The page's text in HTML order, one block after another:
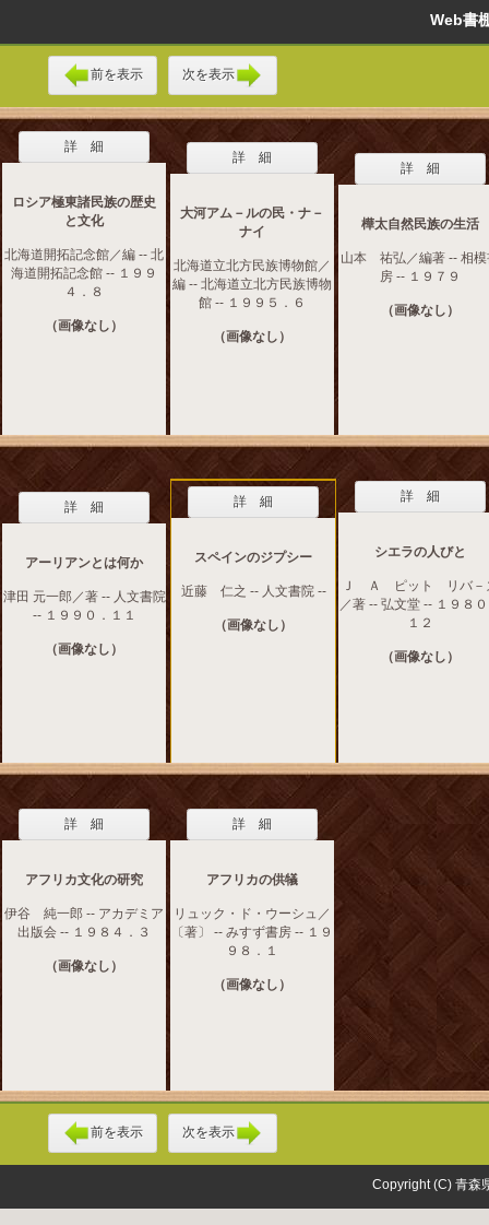
Web
前を表示 次を表示
詳 細
ロシア極東諸民族の歴史
と文化
北海道開拓記念館／編 -- 北
海道開拓記念館 -- １９９
４．８
（画像なし）
詳 細
大河アム－ルの民・ナ－
ナイ
北海道立北方民族博物館／
編 -- 北海道立北方民族博物
館 -- １９９５．６
（画像なし）
詳 細
樺太自然民族の生活
山本 祐弘／編著 -- 相模
房 -- １９７９
（画像なし）
詳 細
アーリアンとは何か
津田 元一郎／著 -- 人文書院
-- １９９０．１１
（画像なし）
詳 細
スペインのジプシー
近藤 仁之 -- 人文書院 --
（画像なし）
詳 細
シエラの人びと
Ｊ Ａ ピット リバ－
／著 -- 弘文堂 -- １９８
１２
（画像なし）
詳 細
アフリカ文化の研究
伊谷 純一郎 -- アカデミア
出版会 -- １９８４．３
（画像なし）
詳 細
アフリカの供犠
リュック・ド・ウーシュ／
〔著〕 -- みすず書房 -- １９
９８．１
（画像なし）
前を表示 次を表示
Copyright (C) 青森